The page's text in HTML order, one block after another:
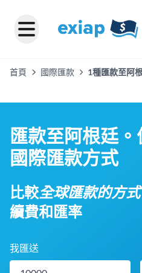
首頁 國際匯款
1種匯款至阿
匯款至阿根廷
國際匯款方式
比較全球匯款的方式
續費和匯率
我匯送